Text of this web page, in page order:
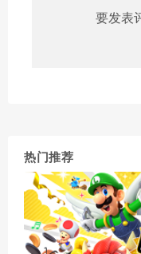
要发表
热门推荐